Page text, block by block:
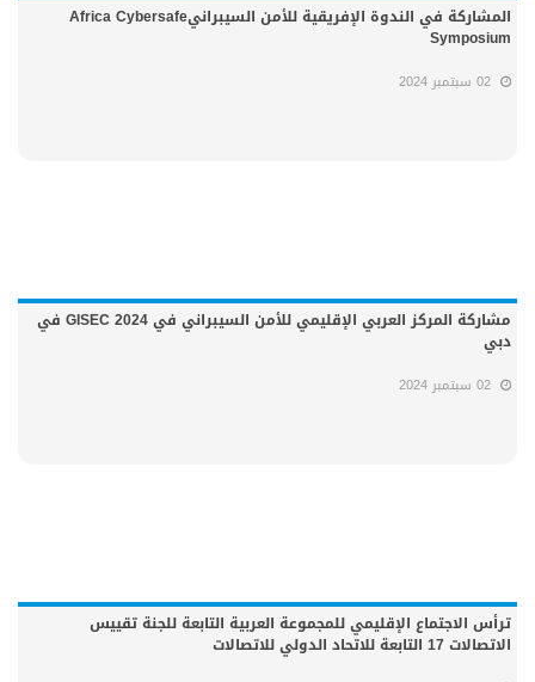
المشاركة في الندوة الإفريقية للأمن السيبرانيAfrica Cybersafe
Symposium
02 سبتمبر 2024
مشاركة المركز العربي الإقليمي للأمن السيبراني في GISEC 2024 في
دبي
02 سبتمبر 2024
ترأس الاجتماع الإقليمي للمجموعة العربية التابعة للجنة تقييس
الاتصالات 17 التابعة للاتحاد الدولي للاتصالات